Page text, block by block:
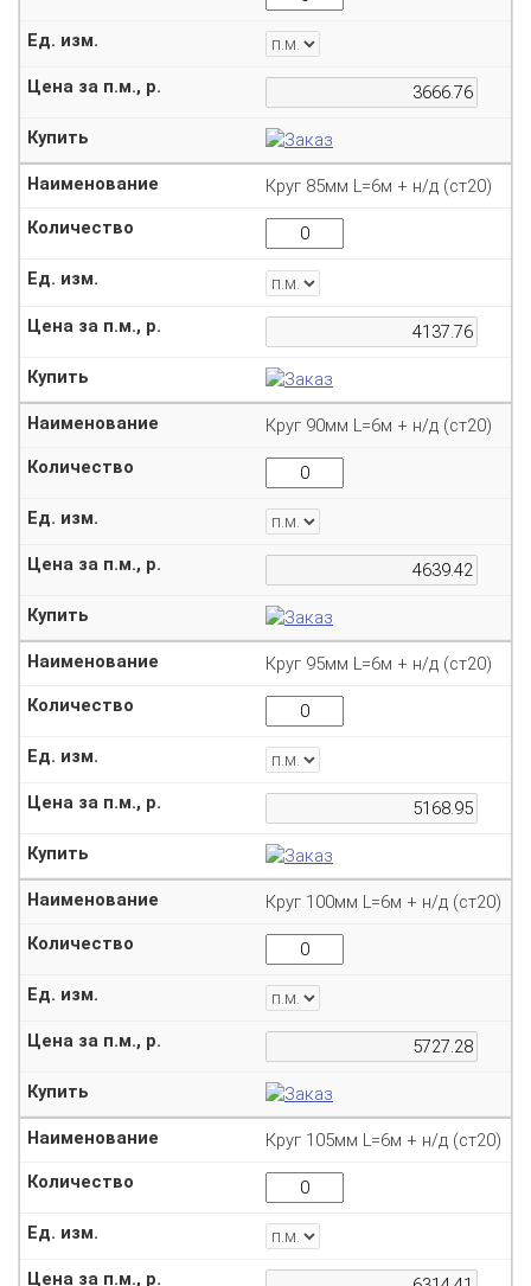
Круг 85мм L=6м + н/д (ст20)
Круг 90мм L=6м + н/д (ст20)
Круг 95мм L=6м + н/д (ст20)
Круг 100мм L=6м + н/д (ст20)
Круг 105мм L=6м + н/д (ст20)